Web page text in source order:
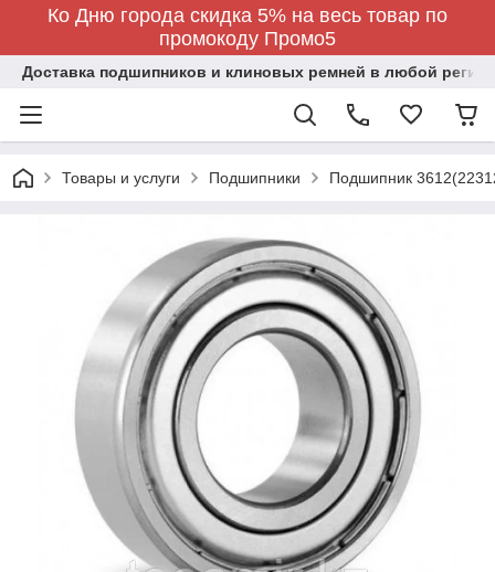
Ко Дню города скидка 5% на весь товар по
промокоду Промо5
Доставка подшипников и клиновых ремней в любой регион
Товары и услуги Подшипники Подшипник